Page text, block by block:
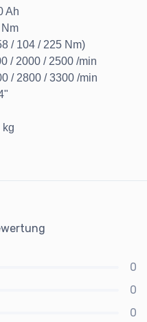
Ah
/ 104 / 225 Nm)
/ 2000 / 2500 /min
/ 2800 / 3300 /min
kg
0
0
0